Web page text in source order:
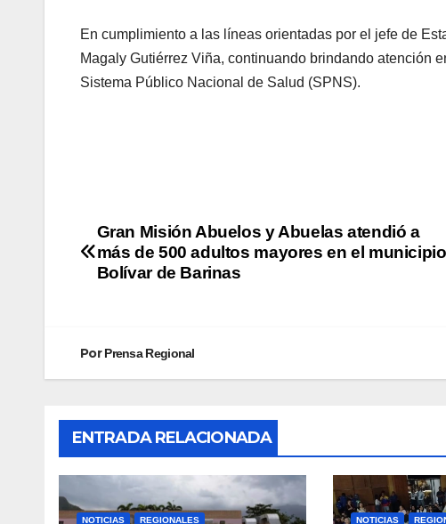
En cumplimiento a las líneas orientadas por el jefe de
Magaly Gutiérrez Viña, continuando brindando atención
Sistema Público Nacional de Salud (SPNS).
Gran Misión Abuelos y Abuelas atendió a
más de 500 adultos mayores en el municipio
Bolívar de Barinas
PorPrensa Regional
ENTRADA RELACIONADA
NOTICIAS REGIONALES NOTICIAS